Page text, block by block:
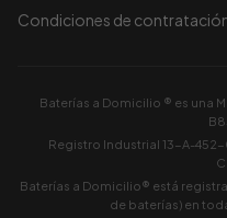
Condiciones de
Baterías a Domicilio ® es una
Registro Industrial 13-A-
Baterías a Domicilio® está
de baterías) en